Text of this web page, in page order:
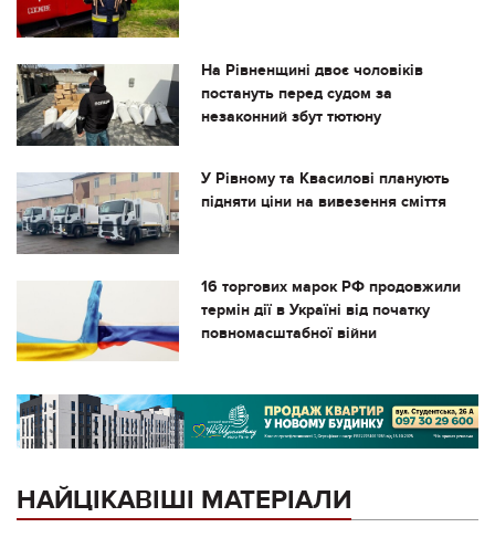
На Рівненщині двоє чоловіків
постануть перед судом за
незаконний збут тютюну
У Рівному та Квасилові планують
підняти ціни на вивезення сміття
16 торгових марок РФ продовжили
термін дії в Україні від початку
повномасштабної війни
НАЙЦІКАВІШІ МАТЕРІАЛИ